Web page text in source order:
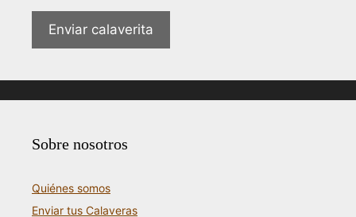
Enviar calaverita
Sobre nosotros
Quiénes somos
Enviar tus Calaveras